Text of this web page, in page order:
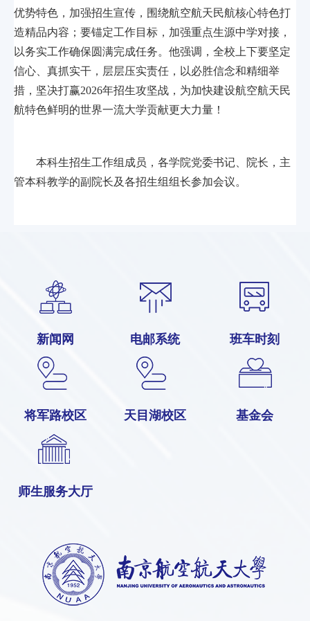
优势特色，加强招生宣传，围绕航空航天民航核心特色打
造精品内容；要锚定工作目标，加强重点生源中学对接，
以务实工作确保圆满完成任务。他强调，全校上下要坚定
信心、真抓实干，层层压实责任，以必胜信念和精细举
措，坚决打赢2026年招生攻坚战，为加快建设航空航天民
航特色鲜明的世界一流大学贡献更大力量！
本科生招生工作组成员，各学院党委书记、院长，主
管本科教学的副院长及各招生组组长参加会议。
新闻网 电邮系统 班车时刻
将军路校区 天目湖校区 基金会
师生服务大厅